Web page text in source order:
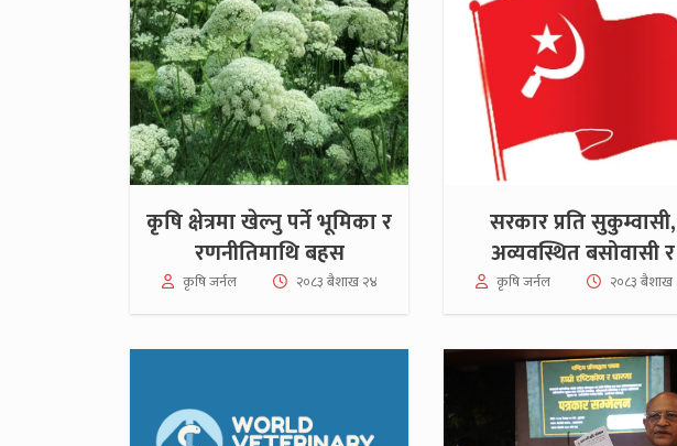
कृषि क्षेत्रमा खेल्नु पर्ने भूमिका र
रणनीतिमाथि बहस
कृषि जर्नल २०८३ बैशाख २४
सरकार प्रति सुकुम्वासी,
अव्यवस्थित बसोवासी र
भूमिहीन किसानहरू
कृषि जर्नल २०८३ बैशाख